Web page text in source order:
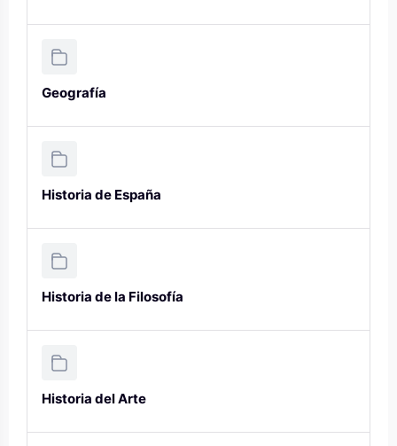
Geografía
Historia de España
Historia de la Filosofía
Historia del Arte